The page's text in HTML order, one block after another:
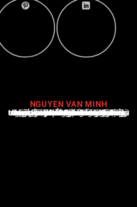
NGUYEN VAN MINH
Nguyễn Văn Minh là một trong những chuyên gia hàng đầu về báo cáo tin tức thể thao tại Việt Nam, với hơn 10 năm hoạt động trong ngành. Ông có kiến thức sâu rộng và kinh nghiệm đáng kể trong việc phân tích và báo cáo về các sự kiện thể thao hàng đầu. Sự hiểu biết sâu sắc của ông về ngành này đã giúp ông xây dựng uy tín và danh tiếng trong cộng đồng báo chí thể thao.